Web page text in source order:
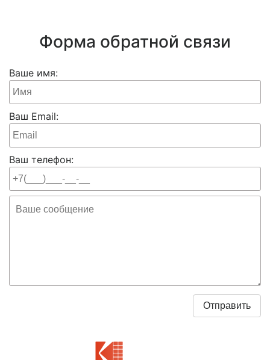
Форма обратной связи
Ваше имя:
Ваш Email:
Ваш телефон: